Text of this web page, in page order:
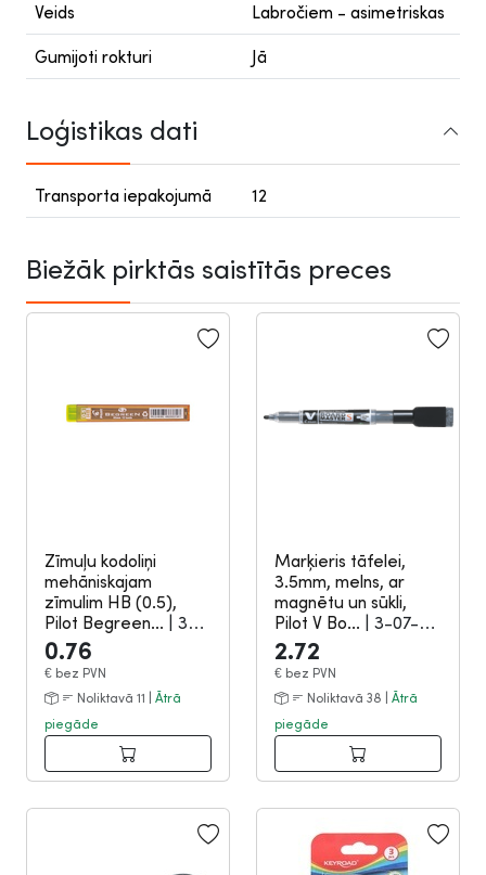
Veids Labročiem - asimetriskas
Gumijoti rokturi Jā
Loģistikas dati
Transporta iepakojumā 12
Biežāk pirktās saistītās preces
Zīmuļu kodoliņi
mehāniskajam
zīmulim HB (0.5),
Pilot Begreen...
3-
07-2163
0.76
€ bez PVN
Noliktavā 11 | Ātrā
piegāde
Marķieris tāfelei,
3.5mm, melns, ar
magnētu un sūkli,
Pilot V Bo...
3-07-
2157
2.72
€ bez PVN
Noliktavā 38 | Ātrā
piegāde